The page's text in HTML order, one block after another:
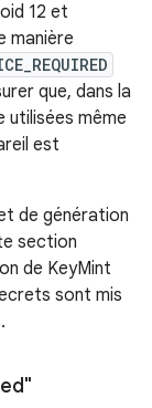
12 et
manière
que, dans la
utilisées même
est
de génération
section
de KeyMint
sont mis